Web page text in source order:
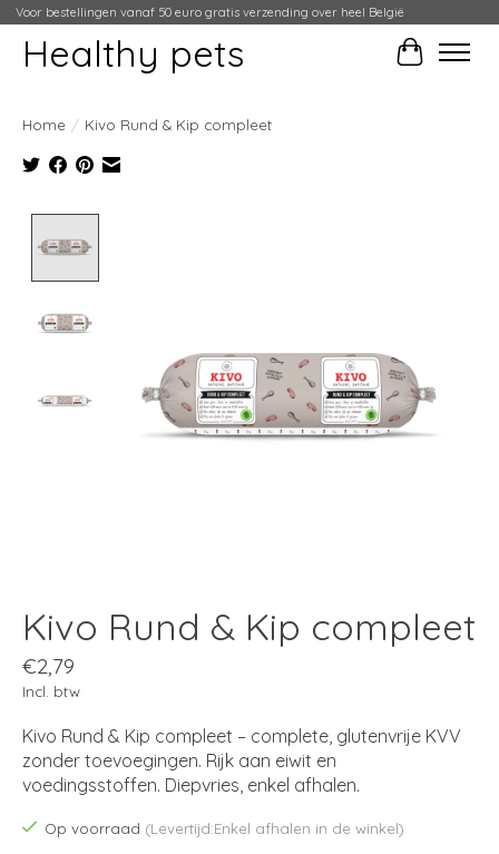
Voor bestellingen vanaf 50 euro gratis verzending over heel België
Healthy pets
Home / Kivo Rund & Kip compleet
Kivo Rund & Kip compleet
€2,79
Incl. btw
Kivo Rund & Kip compleet – complete, glutenvrije KVV
zonder toevoegingen. Rijk aan eiwit en
voedingsstoffen. Diepvries, enkel afhalen.
Op voorraad (Levertijd:Enkel afhalen in de winkel)